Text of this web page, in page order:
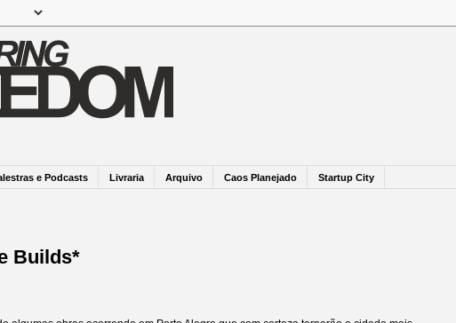
e Podcasts Livraria Arquivo Caos Planejado Startup City
Builds*